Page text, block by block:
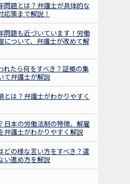
問題とは？弁護士が具体的な
応策まで解説！
問題も近づいています！労働
について、弁護士が改めて解
れたら何をすべき？証拠の集
て弁護士が解説
とは？弁護士がわかりやすく
日本の労働法制の特徴、解雇
弁護士がわかりやすく解説
どの様な言い方をすべき？違
い進め方を解説